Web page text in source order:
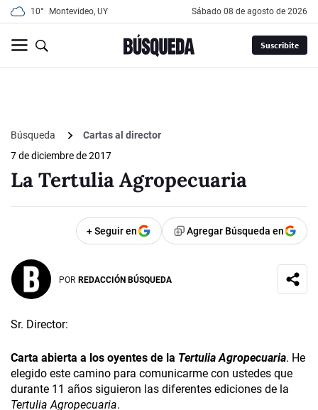
10° Montevideo, UY sábado 08 de agosto de 2026
Suscribite
Búsqueda
Cartas al director
7 de diciembre de 2017
La Tertulia Agropecuaria
+ Seguir en Agregar Búsqueda en
POR REDACCIÓN BÚSQUEDA
Sr. Director:
Carta abierta a los oyentes de la Tertulia Agropecuaria. He
elegido este camino para comunicarme con ustedes que
durante 11 años siguieron las diferentes ediciones de la
Tertulia Agropecuaria.